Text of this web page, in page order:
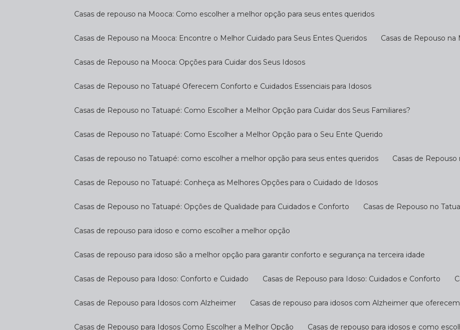
Casas de repouso na Mooca: Como escolher a melhor opção para seus entes queridos
Casas de Repouso na Mooca: Encontre o Melhor Cuidado para Seus Entes Queridos Casas de Repouso
Casas de Repouso na Mooca: Opções para Cuidar dos Seus Idosos
Casas de Repouso no Tatuapé Oferecem Conforto e Cuidados Essenciais para Idosos
Casas de Repouso no Tatuapé: Como Escolher a Melhor Opção para Cuidar dos Seus Familiares?
Casas de Repouso no Tatuapé: Como Escolher a Melhor Opção para o Seu Ente Querido
Casas de repouso no Tatuapé: como escolher a melhor opção para seus entes queridos Casas de
Casas de Repouso no Tatuapé: Conheça as Melhores Opções para o Cuidado de Idosos
Casas de Repouso no Tatuapé: Opções de Qualidade para Cuidados e Conforto Casas de Repouso no
Casas de repouso para idoso e como escolher a melhor opção
Casas de repouso para idoso são a melhor opção para garantir conforto e segurança na terceira idade
Casas de Repouso para Idoso: Conforto e Cuidado Casas de Repouso para Idoso: Cuidados e Conforto
Casas de Repouso para Idosos com Alzheimer Casas de repouso para idosos com Alzheimer que
Casas de Repouso para Idosos Como Escolher a Melhor Opção Casas de repouso para idosos e como